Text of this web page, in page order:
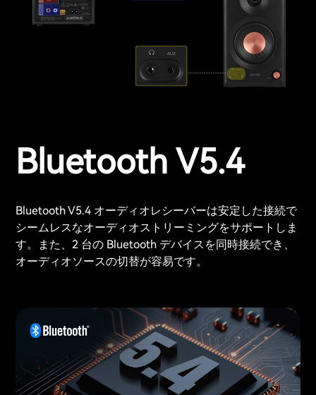
Bluetooth V5.4
Bluetooth V5.4 オーディオレシーバーは安定した接続で
シームレスなオーディオストリーミングをサポートしま
す。また、2 台の Bluetooth デバイスを同時接続でき、
オーディオソースの切替が容易です。